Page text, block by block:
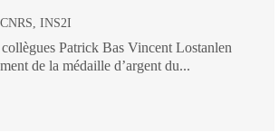
CNRS, INS2I
Patrick Bas Vincent Lostanlen
de la médaille d’argent du...